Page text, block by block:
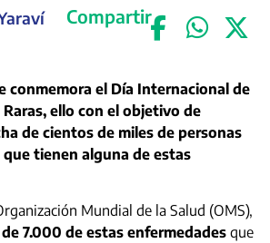
Compartir
conmemora el Día Internacional de
Raras, ello con el objetivo de
de cientos de miles de personas
tienen alguna de estas
Mundial de la Salud (OMS),
7.000 de estas enfermedades que